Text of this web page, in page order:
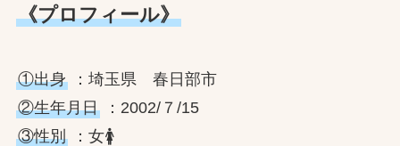
《プロフィール》
①出身：埼玉県 春日部市
②生年月日：2002/７/15
③性別：女🚺